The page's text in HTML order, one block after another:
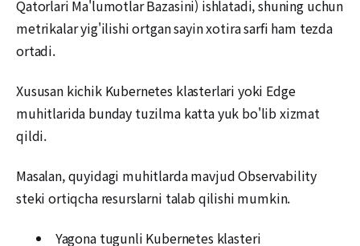
Qatorlari Ma'lumotlar Bazasini) ishlatadi, shuning uchun
metrikalar yig'ilishi ortgan sayin xotira sarfi ham tezda
ortadi.
Xususan kichik Kubernetes klasterlari yoki Edge
muhitlarida bunday tuzilma katta yuk bo'lib xizmat
qildi.
Masalan, quyidagi muhitlarda mavjud Observability
steki ortiqcha resurslarni talab qilishi mumkin.
Yagona tugunli Kubernetes klasteri